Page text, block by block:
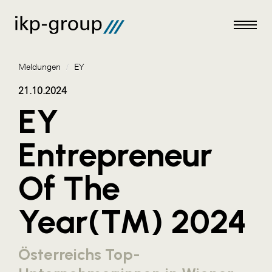
Meldungen
AKTUELLES
ACO
ALEX Krems
Amazon Web Services
Meldungen / EY
21.10.2024
EY
Entrepreneur
Of The
Year(TM) 2024
Österreichs Top-